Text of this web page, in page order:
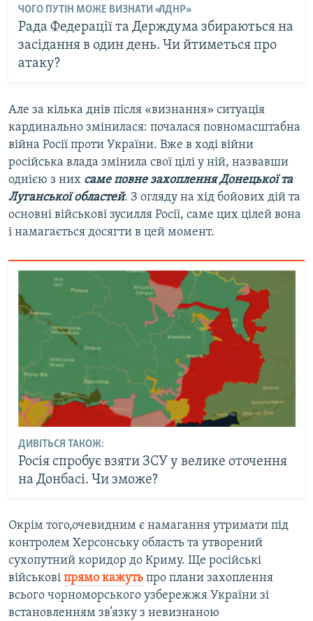
ЧОГО ПУТІН МОЖЕ ВИЗНАТИ «ЛДНР»
Рада Федерації та Держдума збираються на
засідання в один день. Чи йтиметься про
атаку?
Але за кілька днів після «визнання» ситуація
кардинально змінилася: почалася повномасштабна
війна Росії проти України. Вже в ході війни
російська влада змінила свої цілі у ній, назвавши
однією з них саме повне захоплення Донецької та
Луганської областей. З огляду на хід бойових дій та
основні військові зусилля Росії, саме цих цілей вона
і намагається досягти в цей момент.
ДИВІТЬСЯ ТАКОЖ:
Росія спробує взяти ЗСУ у велике оточення
на Донбасі. Чи зможе?
Окрім того,очевидним є намагання утримати під
контролем Херсонську область та утворений
сухопутний коридор до Криму. Ще російські
військові прямо кажуть про плани захоплення
всього чорноморського узбережжя України зі
встановленням зв’язку з невизнаною